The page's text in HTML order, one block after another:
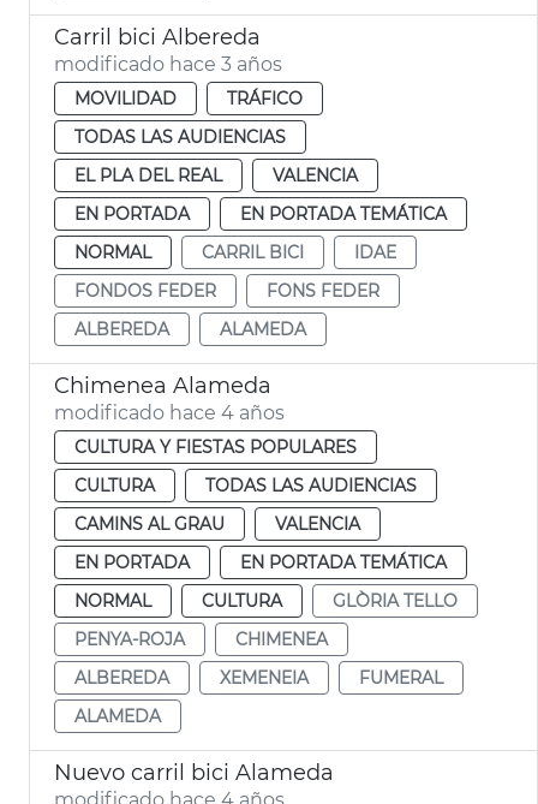
Carril bici Albereda
modificado hace 3 años
MOVILIDAD
TRÁFICO
TODAS LAS AUDIENCIAS
EL PLA DEL REAL
VALENCIA
EN PORTADA
EN PORTADA TEMÁTICA
NORMAL
CARRIL BICI
IDAE
FONDOS FEDER
FONS FEDER
ALBEREDA
ALAMEDA
Chimenea Alameda
modificado hace 4 años
CULTURA Y FIESTAS POPULARES
CULTURA
TODAS LAS AUDIENCIAS
CAMINS AL GRAU
VALENCIA
EN PORTADA
EN PORTADA TEMÁTICA
NORMAL
CULTURA
GLÒRIA TELLO
PENYA-ROJA
CHIMENEA
ALBEREDA
XEMENEIA
FUMERAL
ALAMEDA
Nuevo carril bici Alameda
modificado hace 4 años